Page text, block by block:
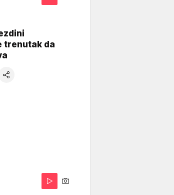
trenutak da